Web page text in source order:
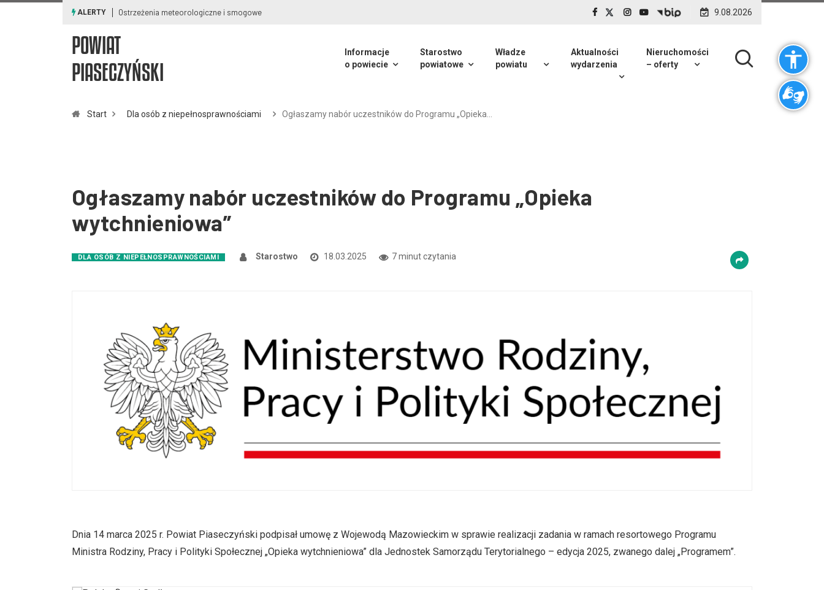
ALERTY Ostrzeżenia meteorologiczne i smogowe 9.08.2026
POWIAT
PIASECZYŃSKI
Informacje
o powiecie
Starostwo
powiatowe
Władze
powiatu
Aktualności
wydarzenia
Nieruchomości
– oferty
Start Dla osób z niepełnosprawnościami Ogłaszamy nabór uczestników do Programu „Opieka…
Ogłaszamy nabór uczestników do Programu „Opieka
wytchnieniowa”
DLA OSÓB Z NIEPEŁNOSPRAWNOŚCIAMI Starostwo 18.03.2025 7 minut czytania
Dnia 14 marca 2025 r. Powiat Piaseczyński podpisał umowę z Wojewodą Mazowieckim w sprawie realizacji zadania w ramach resortowego Programu
Ministra Rodziny, Pracy i Polityki Społecznej „Opieka wytchnieniowa” dla Jednostek Samorządu Terytorialnego – edycja 2025, zwanego dalej „Programem”.